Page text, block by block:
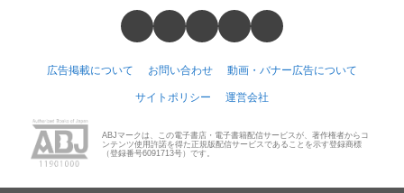
広告掲載について お問い合わせ 動画・バナー広告について
サイトポリシー 運営会社
ABJマークは、この電子書店・電子書籍配信サービスが、著作権者からコ
ンテンツ使用許諾を得た正規版配信サービスであることを示す登録商標
（登録番号6091713号）です。